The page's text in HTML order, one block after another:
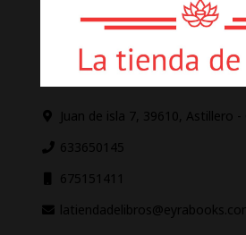
Juan de isla 7, 39610, Astillero
633650145
675151411